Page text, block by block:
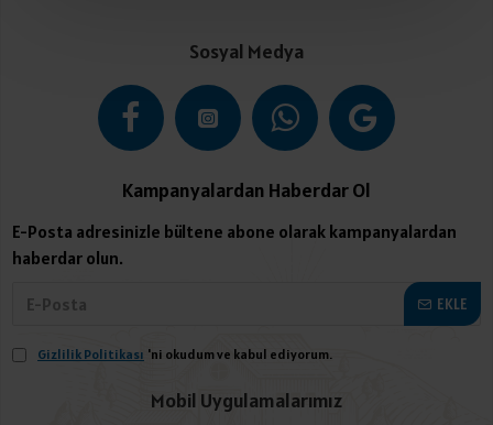
Sosyal Medya
Kampanyalardan Haberdar Ol
E-Posta adresinizle bültene abone olarak kampanyalardan
haberdar olun.
EKLE
Gizlilik Politikası 'ni okudum ve kabul ediyorum.
Mobil Uygulamalarımız